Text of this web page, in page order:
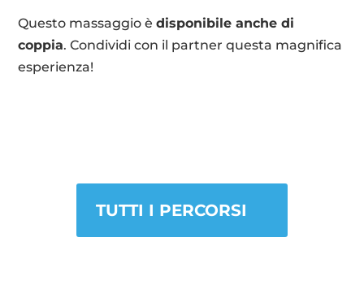
Questo massaggio èdisponibile anche di
coppia. Condividi con il partner questa magnifica
esperienza!
TUTTI I PERCORSI